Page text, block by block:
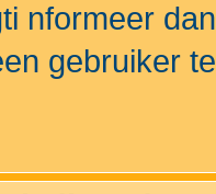
nformeer
gebruiker